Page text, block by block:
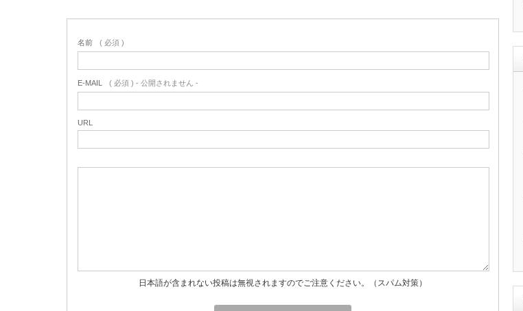
名前 ( 必須 )
E-MAIL ( 必須 ) - 公開されません -
URL
日本語が含まれない投稿は無視されますのでご注意ください。（スパム対策）